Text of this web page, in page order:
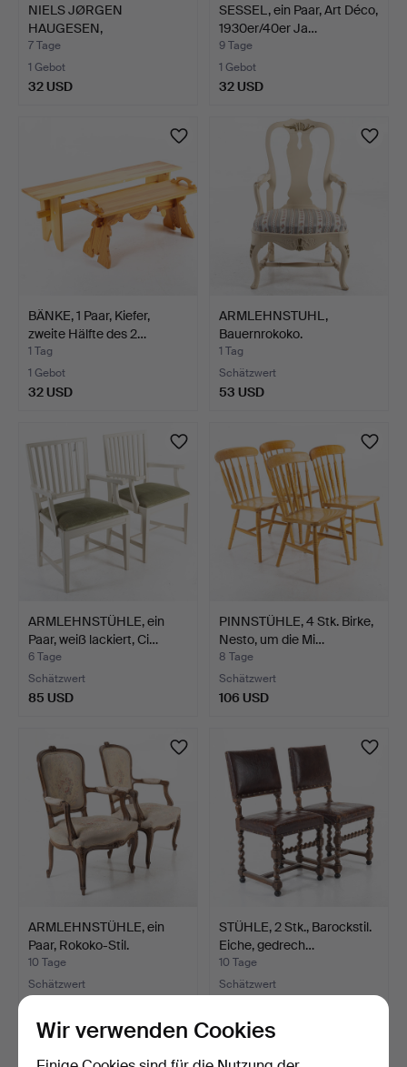
NIELS JØRGEN
HAUGESEN,
Armlehnstühle, "Str…
7 Tage
1 Gebot
32 USD
SESSEL, ein Paar, Art Déco,
1930er/40er Ja…
9 Tage
1 Gebot
32 USD
BÄNKE, 1 Paar, Kiefer,
zweite Hälfte des 2…
1 Tag
1 Gebot
32 USD
ARMLEHNSTUHL,
Bauernrokoko.
1 Tag
Schätzwert
53 USD
ARMLEHNSTÜHLE, ein
Paar, weiß lackiert, Ci…
6 Tage
Schätzwert
85 USD
PINNSTÜHLE, 4 Stk. Birke,
Nesto, um die Mi…
8 Tage
Schätzwert
106 USD
ARMLEHNSTÜHLE, ein
Paar, Rokoko-Stil.
10 Tage
Schätzwert
STÜHLE, 2 Stk., Barockstil.
Eiche, gedrech…
10 Tage
Schätzwert
Wir verwenden Cookies